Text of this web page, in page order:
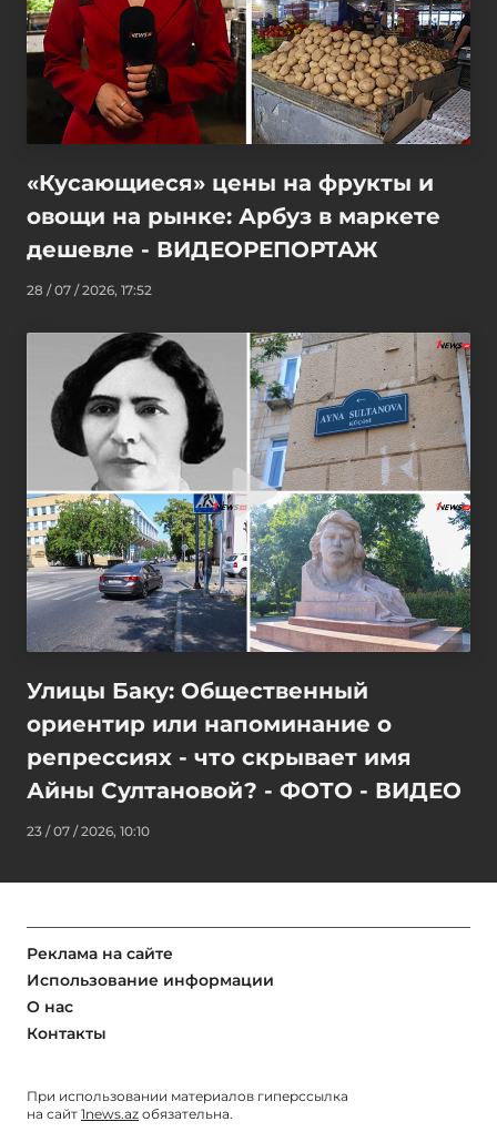
«Кусающиеся» цены на фрукты и
овощи на рынке: Арбуз в маркете
дешевле - ВИДЕОРЕПОРТАЖ
28 / 07 / 2026, 17:52
Улицы Баку: Общественный
ориентир или напоминание о
репрессиях - что скрывает имя
Айны Султановой? - ФОТО - ВИДЕО
23 / 07 / 2026, 10:10
Реклама на сайте
Использование информации
О нас
Контакты
При использовании материалов гиперссылка
на сайт 1news.az обязательна.